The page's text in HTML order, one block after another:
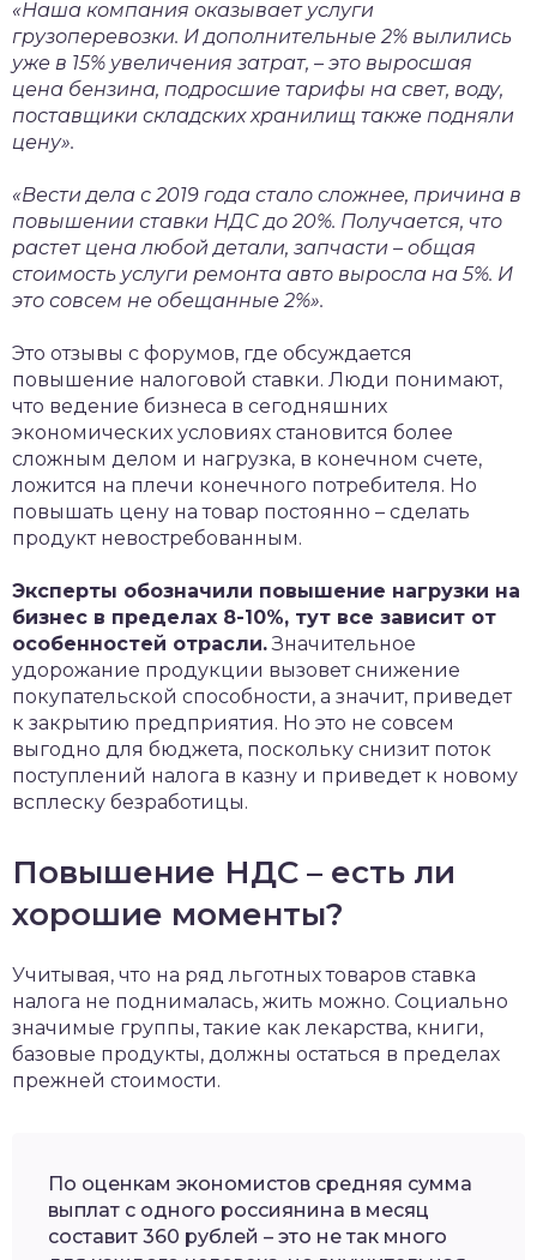
«Наша компания оказывает услуги
грузоперевозки. И дополнительные 2% вылились
уже в 15% увеличения затрат, – это выросшая
цена бензина, подросшие тарифы на свет, воду,
поставщики складских хранилищ также подняли
цену».
«Вести дела с 2019 года стало сложнее, причина в
повышении ставки НДС до 20%. Получается, что
растет цена любой детали, запчасти – общая
стоимость услуги ремонта авто выросла на 5%. И
это совсем не обещанные 2%».
Это отзывы с форумов, где обсуждается
повышение налоговой ставки. Люди понимают,
что ведение бизнеса в сегодняшних
экономических условиях становится более
сложным делом и нагрузка, в конечном счете,
ложится на плечи конечного потребителя. Но
повышать цену на товар постоянно – сделать
продукт невостребованным.
Эксперты обозначили повышение нагрузки на
бизнес в пределах 8-10%, тут все зависит от
особенностей отрасли.Значительное
удорожание продукции вызовет снижение
покупательской способности, а значит, приведет
к закрытию предприятия. Но это не совсем
выгодно для бюджета, поскольку снизит поток
поступлений налога в казну и приведет к новому
всплеску безработицы.
Повышение НДС – есть ли
хорошие моменты?
Учитывая, что на ряд льготных товаров ставка
налога не поднималась, жить можно. Социально
значимые группы, такие как лекарства, книги,
базовые продукты, должны остаться в пределах
прежней стоимости.
По оценкам экономистов средняя сумма
выплат с одного россиянина в месяц
составит 360 рублей – это не так много